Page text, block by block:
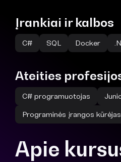
Įrankiai ir kalbos
C# SQL Docker
Ateities
C# programuotojas
Programinės įrangos kūrėjas
Apie